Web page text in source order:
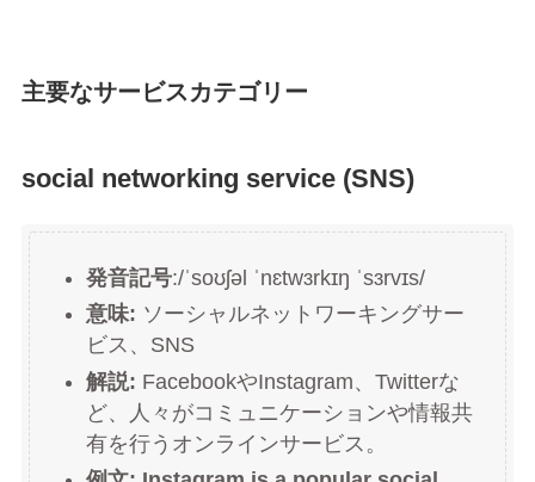
主要なサービスカテゴリー
social networking service (SNS)
発音記号:/ˈsoʊʃəl ˈnɛtwɜrkɪŋ ˈsɜrvɪs/
意味: ソーシャルネットワーキングサー
ビス、SNS
解説: FacebookやInstagram、Twitterな
ど、人々がコミュニケーションや情報共
有を行うオンラインサービス。